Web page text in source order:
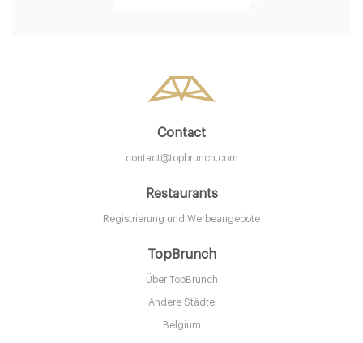
Contact
contact@topbrunch.com
Restaurants
Registrierung und Werbeangebote
TopBrunch
Über TopBrunch
Andere Städte
Belgium